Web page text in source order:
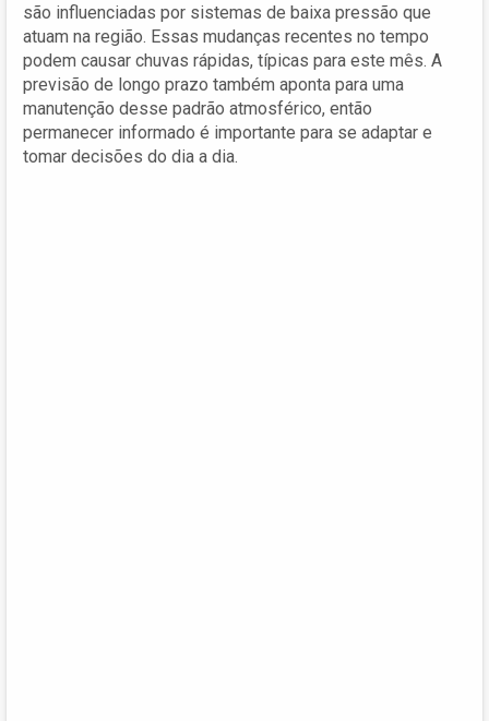
são influenciadas por sistemas de baixa pressão que
atuam na região. Essas mudanças recentes no tempo
podem causar chuvas rápidas, típicas para este mês. A
previsão de longo prazo também aponta para uma
manutenção desse padrão atmosférico, então
permanecer informado é importante para se adaptar e
tomar decisões do dia a dia.